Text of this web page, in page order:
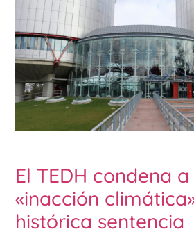
El TEDH condena
«inacción
histórica sentencia